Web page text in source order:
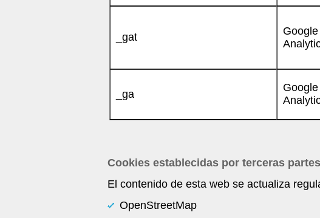
_gat
Google
_ga
Google
Cookies establecidas por terceras partes
El contenido de esta web se actualiza
OpenStreetMap